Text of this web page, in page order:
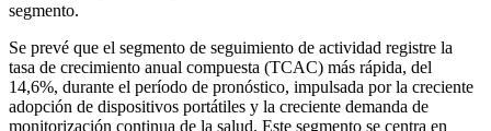
segmento.
Se prevé que el segmento de seguimiento de actividad registre la
tasa de crecimiento anual compuesta (TCAC) más rápida, del
14,6%, durante el período de pronóstico, impulsada por la creciente
adopción de dispositivos portátiles y la creciente demanda de
monitorización continua de la salud. Este segmento se centra en